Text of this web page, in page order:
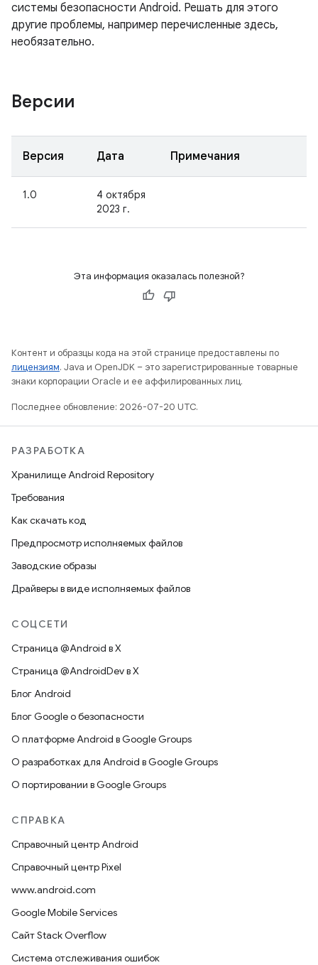
системы безопасности Android. Решать для этого
другие проблемы, например перечисленные здесь,
необязательно.
Версии
Версия Дата Примечания
1.0
4 октября
2023 г.
Эта информация оказалась полезной?
Контент и образцы кода на этой странице предоставлены по
лицензиям. Java и OpenJDK – это зарегистрированные товарные
знаки корпорации Oracle и ее аффилированных лиц.
Последнее обновление: 2026-07-20 UTC.
РАЗРАБОТКА
Хранилище Android Repository
Требования
Как скачать код
Предпросмотр исполняемых файлов
Заводские образы
Драйверы в виде исполняемых файлов
СОЦСЕТИ
Страница @Android в X
Страница @AndroidDev в X
Блог Android
Блог Google о безопасности
О платформе Android в Google Groups
О разработках для Android в Google Groups
О портировании в Google Groups
СПРАВКА
Справочный центр Android
Справочный центр Pixel
www.android.com
Google Mobile Services
Сайт Stack Overflow
Система отслеживания ошибок